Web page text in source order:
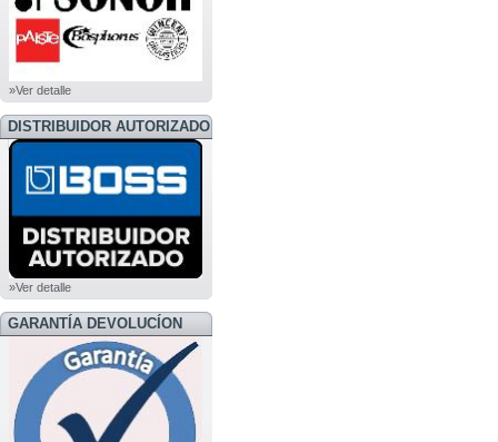
»Ver detalle
DISTRIBUIDOR AUTORIZADO
BOSS
»Ver detalle
GARANTÍA DEVOLUCÍON